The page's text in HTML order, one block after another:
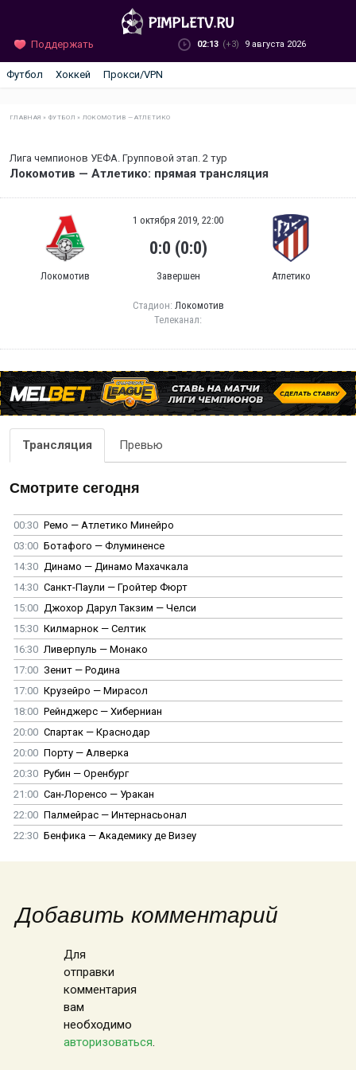
Поддержать 02:13 (+3) 9 августа 2026
Футбол Хоккей Прокси/VPN
ГЛАВНАЯ »ФУТБОЛ » ЛОКОМОТИВ — АТЛЕТИКО
Лига чемпионов УЕФА. Групповой этап. 2 тур
Локомотив — Атлетико: прямая трансляция
Локомотив
1 октября 2019, 22:00
0:0 (0:0)
Завершен Атлетико
Стадион: Локомотив
Телеканал:
Трансляция Превью
Смотрите сегодня
00:30 Ремо — Атлетико Минейро
03:00 Ботафого — Флуминенсе
14:30 Динамо — Динамо Махачкала
14:30 Санкт-Паули — Гройтер Фюрт
15:00 Джохор Дарул Такзим — Челси
15:30 Килмарнок — Селтик
16:30 Ливерпуль — Монако
17:00 Зенит — Родина
17:00 Крузейро — Мирасол
18:00 Рейнджерс — Хиберниан
20:00 Спартак — Краснодар
20:00 Порту — Алверка
20:30 Рубин — Оренбург
21:00 Сан-Лоренсо — Уракан
22:00 Палмейрас — Интернасьонал
22:30 Бенфика — Академику де Визеу
Добавить комментарий
Для
отправки
комментария
вам
необходимо
авторизоваться.